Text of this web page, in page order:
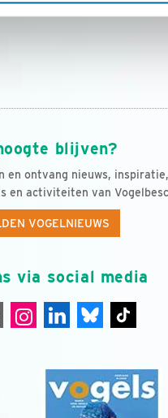
blijven?
en ontvang nieuws,
en activiteiten van
VOGELNIEUWS
via social media